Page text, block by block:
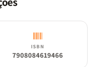
ISBN
7908084619466